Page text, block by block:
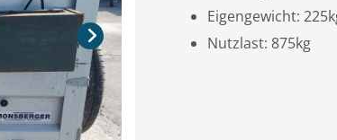
Eigengewicht:
Nutzlast: 875kg